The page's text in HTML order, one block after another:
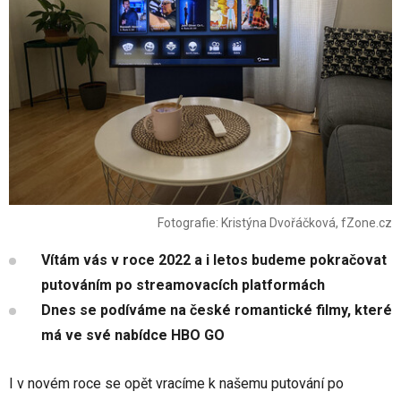
Fotografie: Kristýna Dvořáčková, fZone.cz
Vítám vás v roce 2022 a i letos budeme pokračovat
putováním po streamovacích platformách
Dnes se podíváme na české romantické filmy, které
má ve své nabídce HBO GO
I v novém roce se opět vracíme k našemu putování po